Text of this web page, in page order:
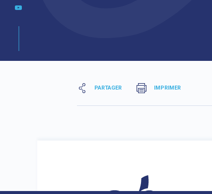
PARTAGER IMPRIMER